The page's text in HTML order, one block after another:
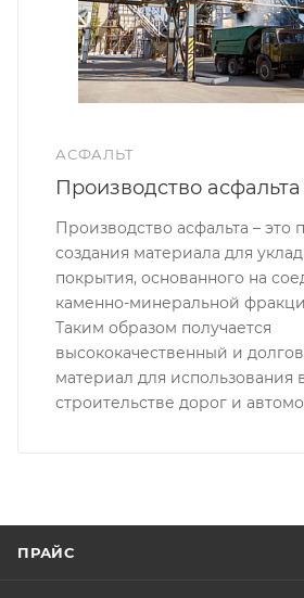
АСФАЛЬТ
Производство асфальта
Производство асфальта – это
создания материала для
покрытия, основанного на
каменно-минеральной
Таким образом получается
высококачественный и
материал для использования
строительстве дорог и
ПРАЙС